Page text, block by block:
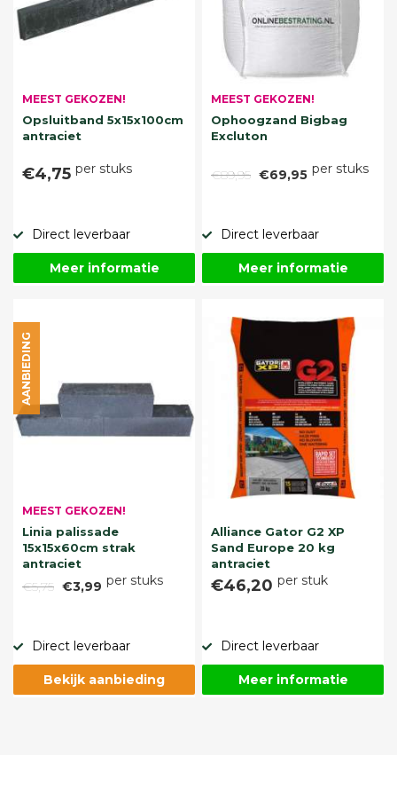
MEEST GEKOZEN!
Opsluitband 5x15x100cm
antraciet
€4,75 per stuks
Direct leverbaar
Meer informatie
MEEST GEKOZEN!
Ophoogzand Bigbag
Excluton
€89,95 €69,95 per stuks
Direct leverbaar
Meer informatie
MEEST GEKOZEN!
Linia palissade
15x15x60cm strak
antraciet
€5,75 €3,99 per stuks
AANBIEDING
Direct leverbaar
Bekijk aanbieding
Alliance Gator G2 XP
Sand Europe 20 kg
antraciet
€46,20 per stuk
Direct leverbaar
Meer informatie